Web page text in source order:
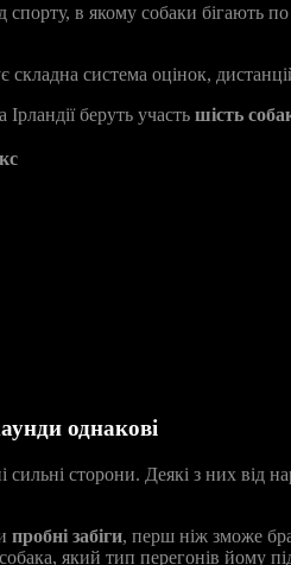
в якому собаки бігають по
складна система оцінок,
беруть участь шість
однакові
сильні сторони. Деякі з них від
пробні забіги, перш ніж зможе
який тип перегонів йому